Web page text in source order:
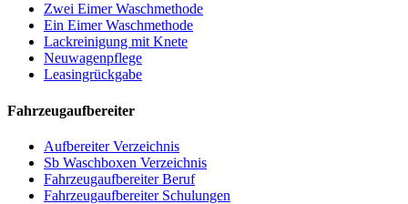
Zwei Eimer Waschmethode
Ein Eimer Waschmethode
Lackreinigung mit Knete
Neuwagenpflege
Leasingrückgabe
Fahrzeugaufbereiter
Aufbereiter Verzeichnis
Sb Waschboxen Verzeichnis
Fahrzeugaufbereiter Beruf
Fahrzeugaufbereiter Schulungen